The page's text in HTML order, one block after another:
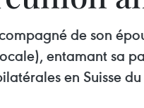
de son
entamant sa
en Suisse